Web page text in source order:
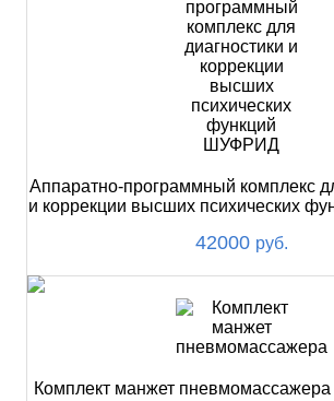
Аппаратно-программный комплекс
и коррекции высших психических
42000 руб.
Комплект манжет